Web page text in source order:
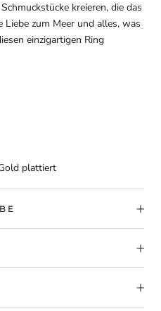
kreieren, die das
Liebe zum Meer und alles, was
einzigartigen Ring
plattiert